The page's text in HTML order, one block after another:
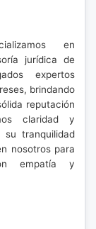
en
jurídica de
expertos
brindando
reputación
claridad y
su tranquilidad
nosotros para
empatía y